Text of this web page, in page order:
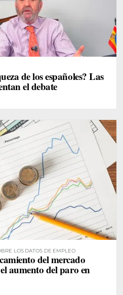
de los españoles? Las
el debate
LOS DATOS DE EMPLEO
del mercado
aumento del paro en